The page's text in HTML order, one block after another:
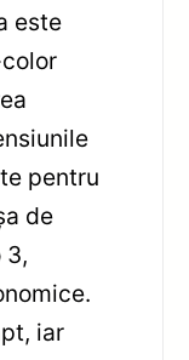
este
pentru
de
3,
iar